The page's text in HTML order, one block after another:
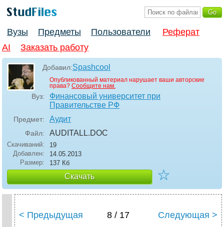
Вузы Предметы Пользователи
Реферат
AI
Заказать работу
Добавил:Spashcool
Опубликованный материал нарушает ваши авторские
права? Сообщите нам.
Вуз:
Финансовый университет при
Правительстве РФ
Предмет: Аудит
Файл: AUDITALL.DOC
Скачиваний:
19
Добавлен:
14.05.2013
Размер:
137 Кб
Скачать ☆
< Предыдущая 8 / 17 Следующая >